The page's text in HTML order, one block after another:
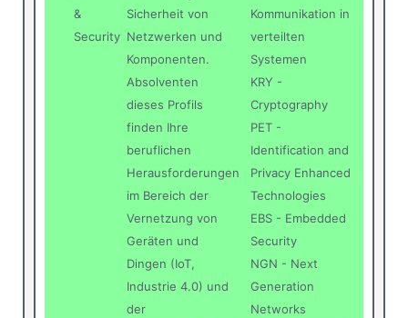
&
Security
Sicherheit von
Netzwerken und
Komponenten.
Absolventen
dieses Profils
finden Ihre
beruflichen
Herausforderungen
im Bereich der
Vernetzung von
Geräten und
Dingen (IoT,
Industrie 4.0) und
der
Kommunikation in
verteilten
Systemen
KRY -
Cryptography
PET -
Identification and
Privacy Enhanced
Technologies
EBS - Embedded
Security
NGN - Next
Generation
Networks